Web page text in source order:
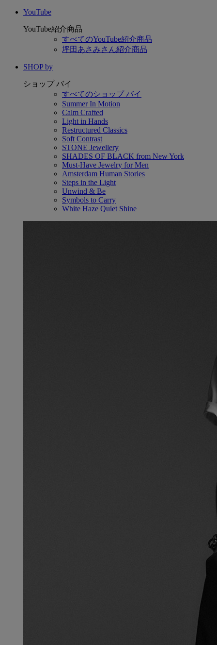
YouTube
YouTube紹介商品
すべてのYouTube紹介商品
坪田あさみさん紹介商品
SHOP by
ショップ バイ
すべてのショップ バイ
Summer In Motion
Calm Crafted
Light in Hands
Restructured Classics
Soft Contrast
STONE Jewellery
SHADES OF BLACK from New York
Must-Have Jewelry for Men
Amsterdam Human Stories
Steps in the Light
Unwind & Be
Symbols to Carry
White Haze Quiet Shine